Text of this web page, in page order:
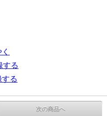
する
る
次の商品へ